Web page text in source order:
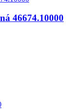
46674.10000